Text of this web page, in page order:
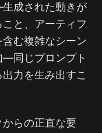
成された動きが
と、アーティフ
む複雑なシーン
—同じプロンプト
力を生み出すこ
らの正直な要